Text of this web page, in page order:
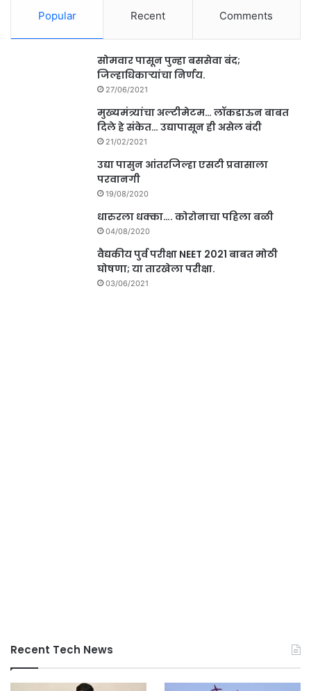
Popular Recent Comments
सोमवार पासून पुन्हा बससेवा बंद;
जिल्हाधिकाऱ्यांचा निर्णय.
27/06/2021
मुख्यमंत्र्यांचा अल्टीमेटम… लॉकडाऊन बाबत
दिले हे संकेत… उद्यापासून ही असेल बंदी
21/02/2021
उद्या पासुन आंतरजिल्हा एसटी प्रवासाला
परवानगी
19/08/2020
धारुरला धक्का…. कोरोनाचा पहिला बळी
04/08/2020
वैद्यकीय पुर्व परीक्षा NEET 2021 बाबत मोठी
घोषणा; या तारखेला परीक्षा.
03/06/2021
Recent Tech News